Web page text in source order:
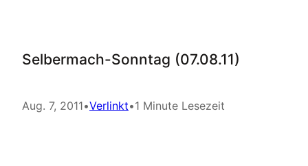
Selbermach-Sonntag (07.08.11)
Aug. 7, 2011•Verlinkt•1 Minute Lesezeit